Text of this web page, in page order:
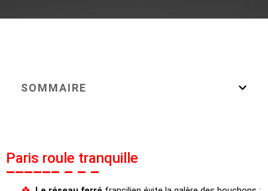
SOMMAIRE
Paris roule tranquille